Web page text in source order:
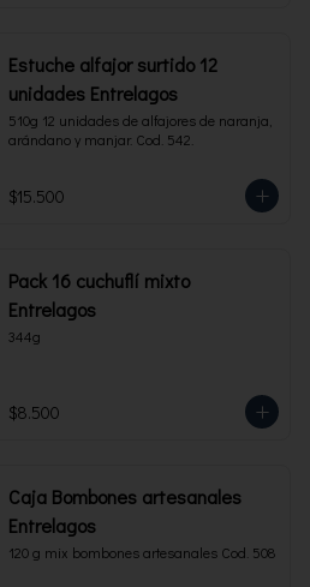
Estuche alfajor surtido 12
unidades Entrelagos
510g 12 unidades de alfajores de naranja,
arándano y manjar. Cod. 542.
$15.500
Pack 16 cuchuflí mixto
Entrelagos
344g
$8.500
Caja Bombones artesanales
Entrelagos
120 g mix bombones artesanales Cod. 508